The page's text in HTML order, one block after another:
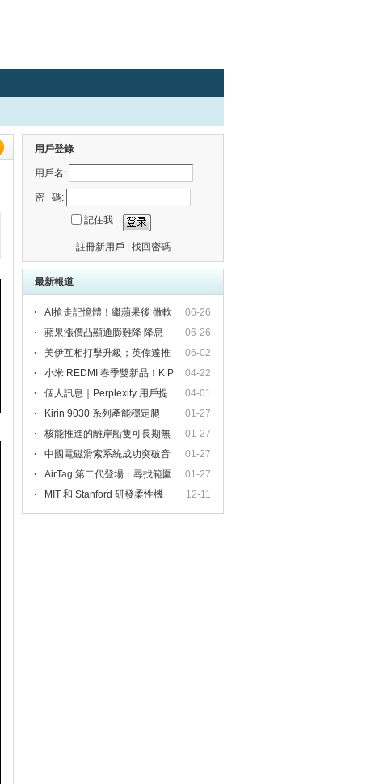
用戶登錄
用戶名:
密 碼:
記住我
註冊新用戶 找回密碼
最新報道
06-26
AI搶走記憶體！繼蘋果後 微軟
06-26
蘋果漲價凸顯通膨難降 降息
06-02
美伊互相打擊升級；英偉達推
出
04-22
小米 REDMI 春季雙新品！K P
ad
04-01
個人訊息｜Perplexity 用戶提
01-27
Kirin 9030 系列產能穩定爬
01-27
核能推進的離岸船隻可長期無
01-27
中國電磁滑索系統成功突破音
01-27
AirTag 第二代登場：尋找範圍
12-11
MIT 和 Stanford 研發柔性機